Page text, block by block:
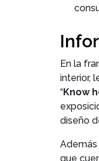
En la
interior,
“Know
diseño
Además
que